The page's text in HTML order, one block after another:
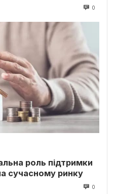
0
роль підтримки
сучасному ринку
0